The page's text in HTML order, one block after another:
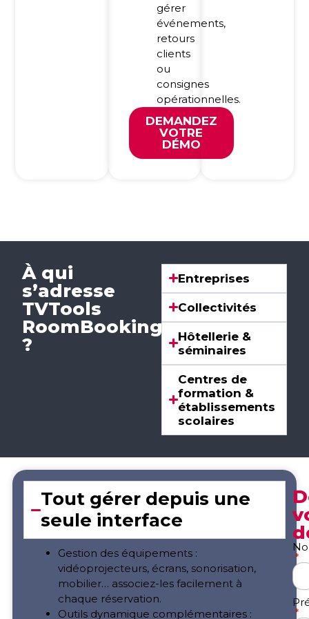
gérer
événements,
retours
clients
ou
consignes
opérationnelles.
DEMANDEZ
VOTRE
DÉMO
À qui
s’adresse
TVTools
RoomBooking
?
Entreprises
Collectivités
Hôtellerie &
séminaires
Centres de
formation &
établissements
scolaires
Tout gérer depuis une
seule interface
Gestion des équipements :
vidéoprojecteurs, écrans, sonorisation,
mobilier… associez-les facilement à
chaque réservation.
Outils dynamique complémentaires :